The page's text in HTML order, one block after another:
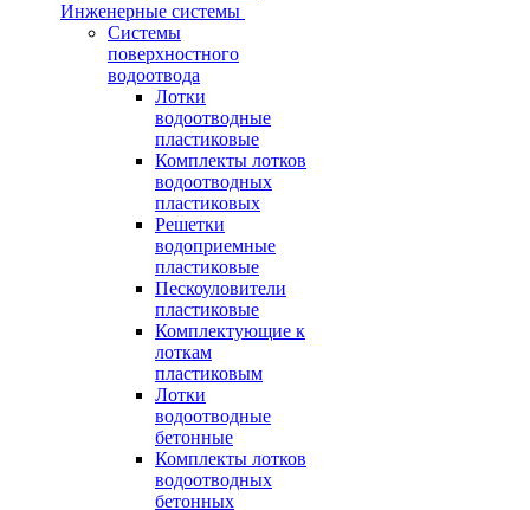
Инженерные системы
Системы
поверхностного
водоотвода
Лотки
водоотводные
пластиковые
Комплекты лотков
водоотводных
пластиковых
Решетки
водоприемные
пластиковые
Пескоуловители
пластиковые
Комплектующие к
лоткам
пластиковым
Лотки
водоотводные
бетонные
Комплекты лотков
водоотводных
бетонных